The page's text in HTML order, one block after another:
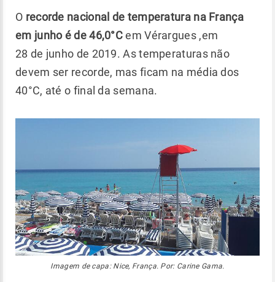
O recorde nacional de temperatura na França
em junho é de 46,0°Cem Vérargues ,em
28 de junho de 2019. As temperaturas não
devem ser recorde, mas ficam na média dos
40°C, até o final da semana.
Imagem de capa: Nice, França. Por: Carine Gama.